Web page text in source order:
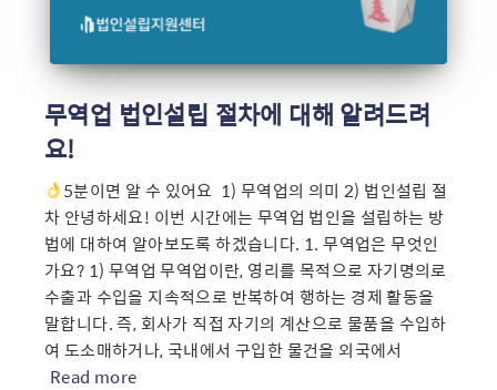
무역업 법인설립 절차에 대해 알려드려
요!
5분이면 알 수 있어요 ​ 1) 무역업의 의미 2) 법인설립 절
차 안녕하세요! 이번 시간에는 무역업 법인을 설립하는 방
법에 대하여 알아보도록 하겠습니다. 1. 무역업은 무엇인
가요? 1) 무역업 무역업이란, 영리를 목적으로 자기명의로
수출과 수입을 지속적으로 반복하여 행하는 경제 활동을
말합니다. 즉, 회사가 직접 자기의 계산으로 물품을 수입하
여 도소매하거나, 국내에서 구입한 물건을 외국에서
Read more